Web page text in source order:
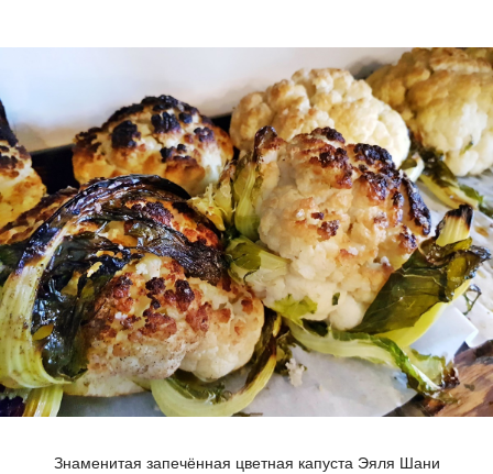
Знаменитая запечённая цветная капуста Эяля Шани